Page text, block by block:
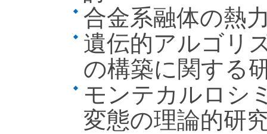
合金系融体の熱
遺伝的アルゴリ
の構築に関する
モンテカルロシ
変態の理論的研